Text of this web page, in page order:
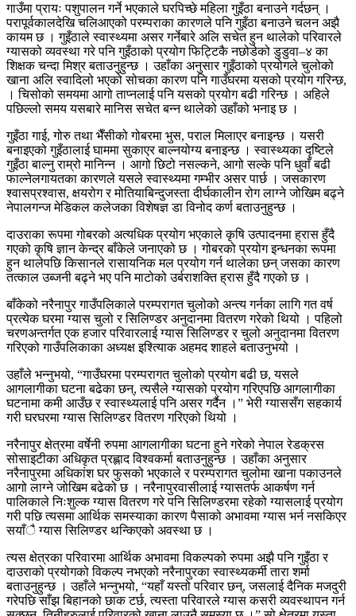
गाउँमा प्रायः पशुपालन गर्ने भएकाले घरपिच्छे महिला गुइँठा बनाउने गर्दछन् ।
परापूर्वकालदेखि चलिआएको परम्पराका कारणले पनि गुइँठा बनाउने चलन अझै
कायम छ । गुइँठाले स्वास्थ्यमा असर गर्नेबारे अलि सचेत हुन थालेको परिवारले
ग्यासको व्यवस्था गरे पनि गुइँठाको प्रयोग फिट्टिकै नछोडेको डुडुवा–४ का
शिक्षक चन्दा मिश्र बताउनुहुन्छ । उहाँका अनुसार गुइँठाको प्रयोगले चुलोको
खाना अलि स्वादिलो भएको सोचका कारण पनि गाउँघरमा यसको प्रयोग गरिन्छ,
। चिसोको समयमा आगो ताप्नलाई पनि यसको प्रयोग बढी गरिन्छ । अहिले
पछिल्लो समय यसबारे मानिस सचेत बन्न थालेको उहाँको भनाइ छ ।
गुइँठा गाई, गोरु तथा भैँसीको गोबरमा भुस, पराल मिलाएर बनाइन्छ । यसरी
बनाइएको गुइँठालाई घाममा सुकाएर बाल्नयोग्य बनाइन्छ । स्वास्थ्यका दृष्टिले
गुइँठा बाल्नु राम्रो मानिन्न । आगो छिटो नसल्कने, आगो सल्के पनि धुवाँ बढी
फाल्नेलगायतका कारणले यसले स्वास्थ्यमा गम्भीर असर पार्छ । जसकारण
श्वासप्रश्वास, क्षयरोग र मोतियाबिन्दुजस्ता दीर्घकालीन रोग लाग्ने जोखिम बढ्ने
नेपालगन्ज मेडिकल कलेजका विशेषज्ञ डा विनोद कर्ण बताउनुहुन्छ ।
दाउराका रूपमा गोबरको अत्यधिक प्रयोग भएकाले कृषि उत्पादनमा ह्रास हुँदै
गएको कृषि ज्ञान केन्द्र बाँकेले जनाएको छ । गोबरको प्रयोग इन्धनका रूपमा
हुन थालेपछि किसानले रासायनिक मल प्रयोग गर्न थालेका छन् जसका कारण
तत्काल उब्जनी बढ्ने भए पनि माटोको उर्बराशक्ति ह्रास हुँदै गएको छ ।
बाँकेको नरैनापुर गाउँपलिकाले परम्परागत चुलोको अन्त्य गर्नका लागि गत वर्ष
प्रत्येक घरमा ग्यास चुलो र सिलिण्डर अनुदानमा वितरण गरेको थियो । पहिलो
चरणअन्तर्गत एक हजार परिवारलाई ग्यास सिलिण्डर र चुलो अनुदानमा वितरण
गरिएको गाउँपलिकाका अध्यक्ष इश्त्यिाक अहमद शाहले बताउनुभयो ।
उहाँले भन्नुभयो, “गाउँघरमा परम्परागत चुलोको प्रयोग बढी छ, यसले
आगलागीका घटना बढेका छन्, त्यसैले ग्यासको प्रयोग गरिएपछि आगलागीका
घटनामा कमी आउँछ र स्वास्थ्यलाई पनि असर गर्दैन ।” भेरी ग्याससँग सहकार्य
गरी घरघरमा ग्यास सिलिण्डर वितरण गरिएको थियो ।
नरैनापुर क्षेत्रमा वर्षेनी रुपमा आगलागीका घटना हुने गरेको नेपाल रेडक्रस
सोसाइटीका अधिकृत प्रह्लाद विश्वकर्मा बताउनुहुन्छ । उहाँका अनुसार
नरैनापुरमा अधिकांश घर फुसको भएकाले र परम्परागत चुलोमा खाना पकाउनले
आगो लाग्ने जोखिम बढेको छ । नरैनापुरवासीलाई ग्यासतर्फ आकर्षण गर्न
पालिकाले निःशुल्क ग्यास वितरण गरे पनि सिलिण्डरमा रहेको ग्यासलाई प्रयोग
गरी पछि त्यसमा आर्थिक समस्याका कारण पैसाको अभावमा ग्यास भर्न नसकिएर
सयाँै ग्यास सिलिण्डर थन्किएको अवस्था छ ।
त्यस क्षेत्रका परिवारमा आर्थिक अभावमा विकल्पको रुपमा अझै पनि गुइँठा र
दाउराको प्रयोगको विकल्प नभएको नरैनापुरका स्वास्थ्यकर्मी तारा शर्मा
बताउनुहुन्छ । उहाँले भन्नुभयो, “यहाँ यस्तो परिवार छन्, जसलाई दैनिक मजदुरी
गरेपछि साँझ बिहानको छाक टर्छ, त्यस्ता परिवारले ग्यास कसरी व्यवस्थापन गर्न